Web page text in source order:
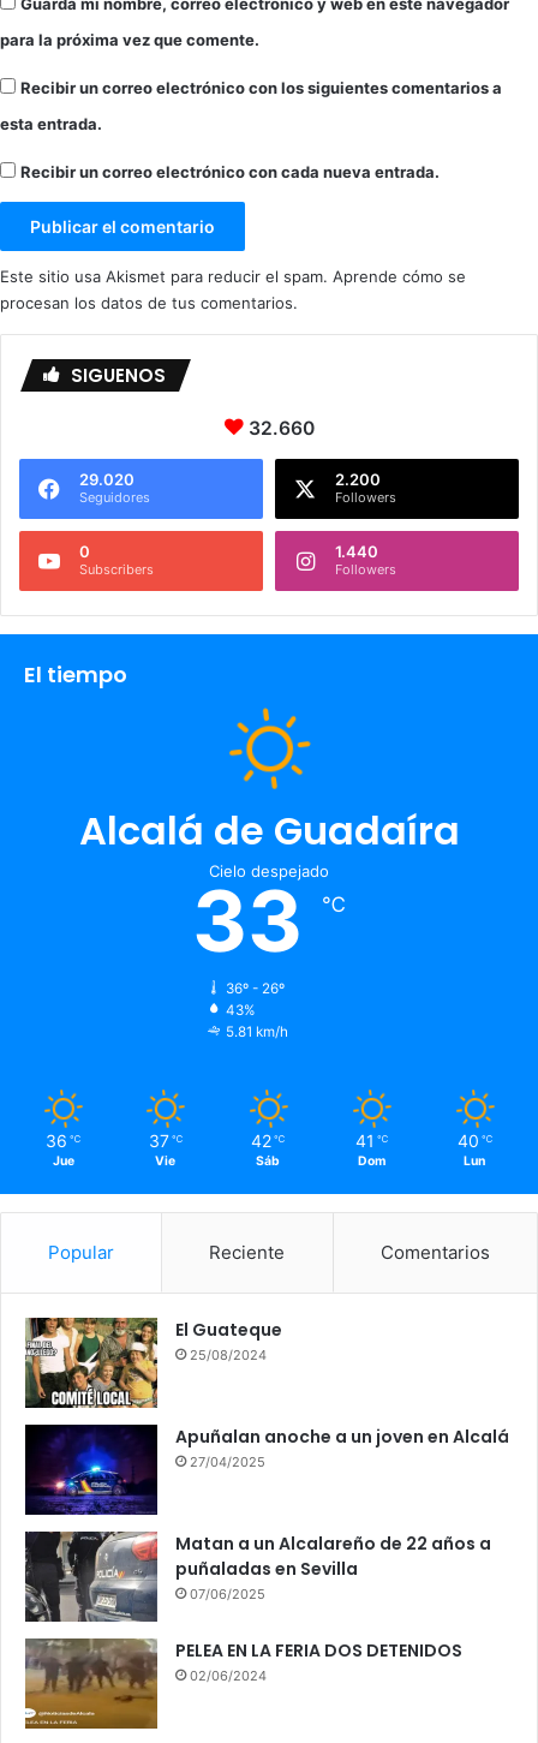
para la próxima vez que comente.
Recibir un correo electrónico con los siguientes comentarios a
esta entrada.
Recibir un correo electrónico con cada nueva entrada.
Este sitio usa Akismet para reducir el spam. Aprende cómo se
procesan los datos de tus comentarios.
SIGUENOS
32.660
29.020
Seguidores
2.200
Followers
0
Subscribers
1.440
Followers
El tiempo
Alcalá de Guadaíra
Cielo despejado
33 ℃
36º - 26º
43%
5.81 km/h
36 ℃
Jue
37 ℃
Vie
42 ℃
Sáb
41 ℃
Dom
40 ℃
Lun
Popular Reciente Comentarios
El Guateque
25/08/2024
Apuñalan anoche a un joven en Alcalá
27/04/2025
Matan a un Alcalareño de 22 años a
puñaladas en Sevilla
07/06/2025
PELEA EN LA FERIA DOS DETENIDOS
02/06/2024